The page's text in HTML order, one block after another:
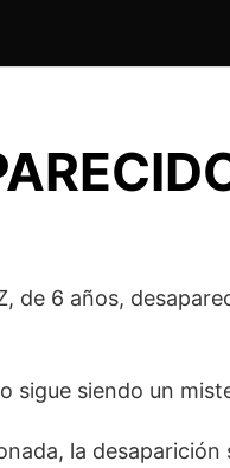
de 6 años,
sigue siendo un
la